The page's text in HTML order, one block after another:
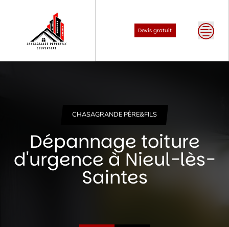
Devis gratuit
CHASAGRANDE PÈRE&FILS
Dépannage toiture
d'urgence à Nieul-lès-
Saintes